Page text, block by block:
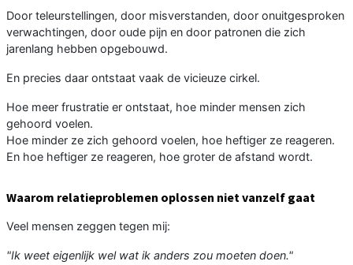
Door teleurstellingen, door misverstanden, door onuitgesproken
verwachtingen, door oude pijn en door patronen die zich
jarenlang hebben opgebouwd.
En precies daar ontstaat vaak de vicieuze cirkel.
Hoe meer frustratie er ontstaat, hoe minder mensen zich
gehoord voelen.
Hoe minder ze zich gehoord voelen, hoe heftiger ze reageren.
En hoe heftiger ze reageren, hoe groter de afstand wordt.
Waarom relatieproblemen oplossen niet vanzelf gaat
Veel mensen zeggen tegen mij:
"Ik weet eigenlijk wel wat ik anders zou moeten doen."